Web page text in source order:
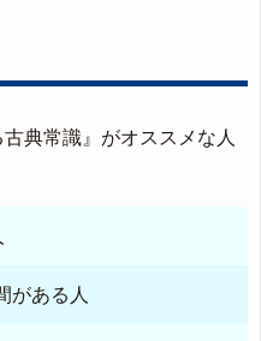
典常識』がオススメな人
がある人